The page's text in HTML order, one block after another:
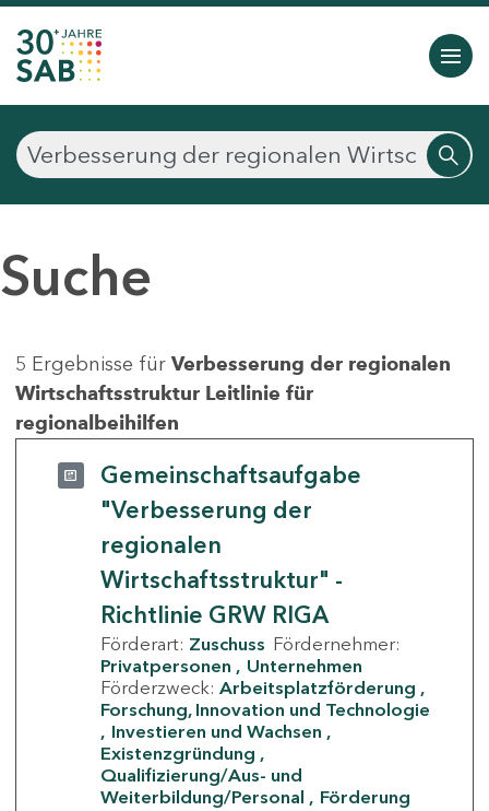
Suche
5 Ergebnisse für Verbesserung der regionalen
Wirtschaftsstruktur Leitlinie für
regionalbeihilfen
Gemeinschaftsaufgabe
"Verbesserung der
regionalen
Wirtschaftsstruktur" -
Richtlinie GRW RIGA
Förderart: Zuschuss Fördernehmer:
Privatpersonen
Unternehmen
Förderzweck: Arbeitsplatzförderung
Forschung, Innovation und Technologie
Investieren und Wachsen
Existenzgründung
Qualifizierung/Aus- und
Weiterbildung/Personal
Förderung